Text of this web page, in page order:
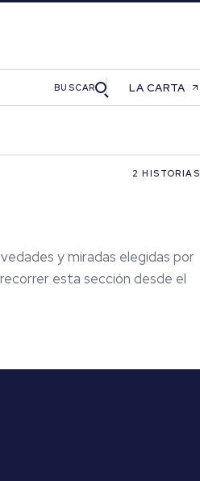
BUSCAR LA CARTA
2 HISTORIAS
y miradas elegidas por
esta sección desde el